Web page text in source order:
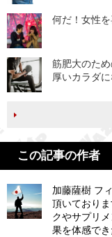
何だ！女性
筋肥大のた
厚いカラダ
この記事の作者
加藤薩樹 フ
頂いており
クやサプリ
果を体感で